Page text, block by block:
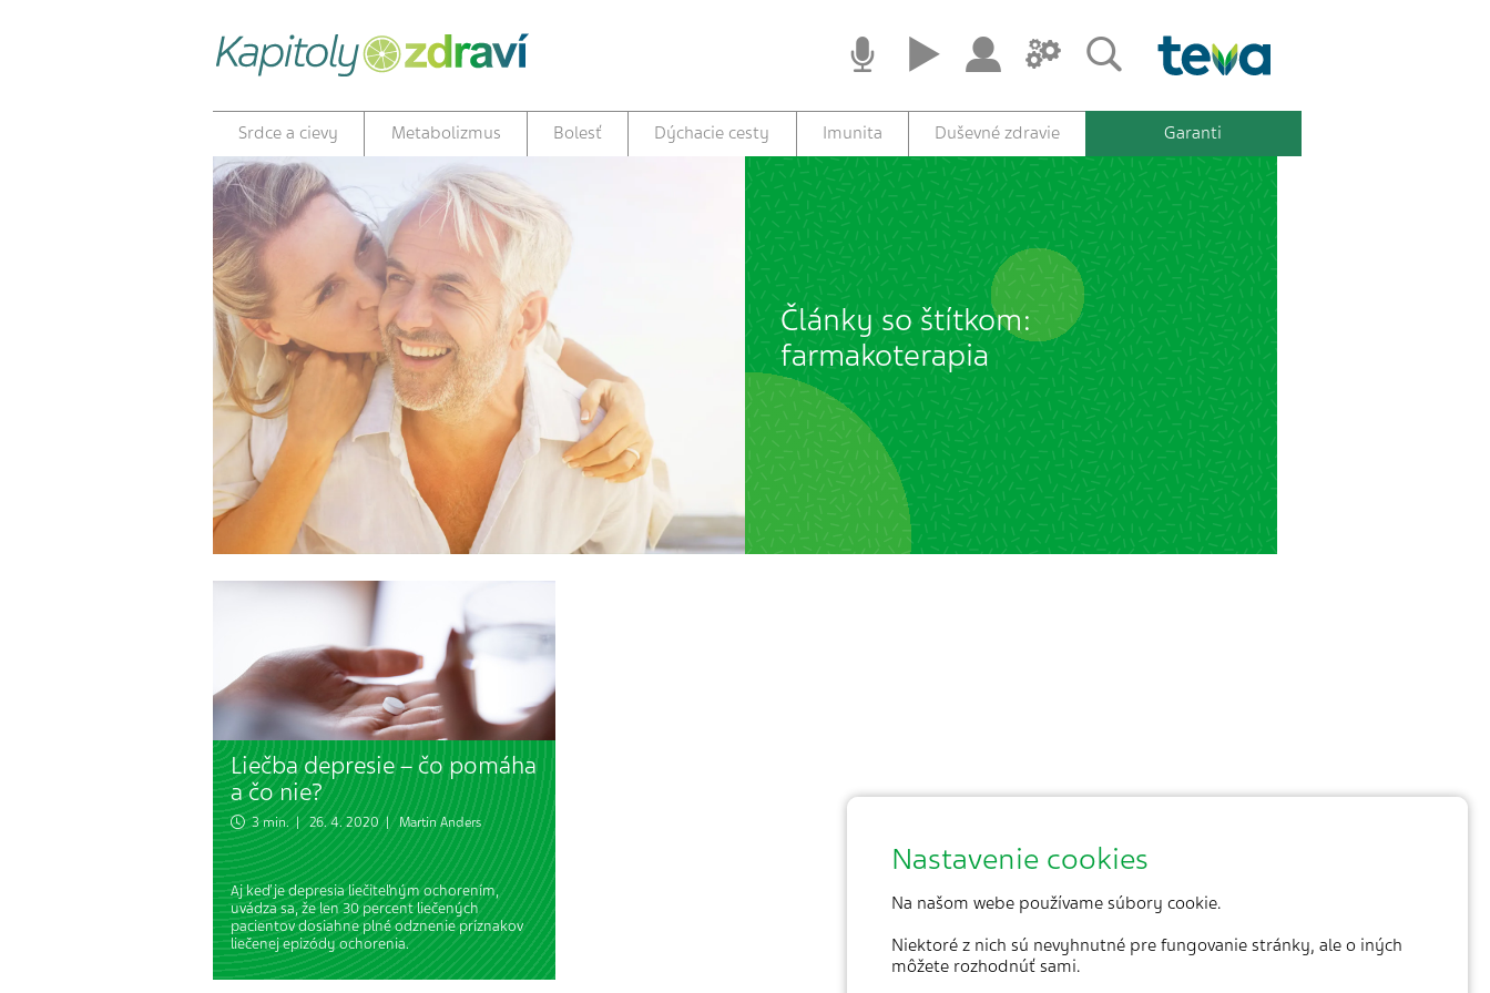
Srdce a cievy Metabolizmus Bolesť Dýchacie cesty Imunita Duševné zdravie Garanti
Články so štítkom:
farmakoterapia
Liečba depresie – čo pomáha
a čo nie?
3 min. | 26. 4. 2020 |Martin Anders
Aj keď je depresia liečiteľným ochorením,
uvádza sa, že len 30 percent liečených
pacientov dosiahne plné odznenie príznakov
liečenej epizódy ochorenia.
Nastavenie cookies
Na našom webe používame súbory cookie.
Niektoré z nich sú nevyhnutné pre fungovanie stránky, ale o iných
môžete rozhodnúť sami.